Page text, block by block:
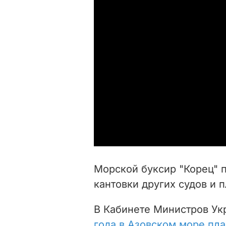
Морской буксир "Корец"
кантовки других судов и
В Кабинете Министров